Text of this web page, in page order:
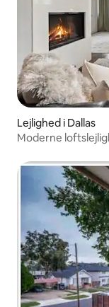
Lejlighed i Dallas
Moderne